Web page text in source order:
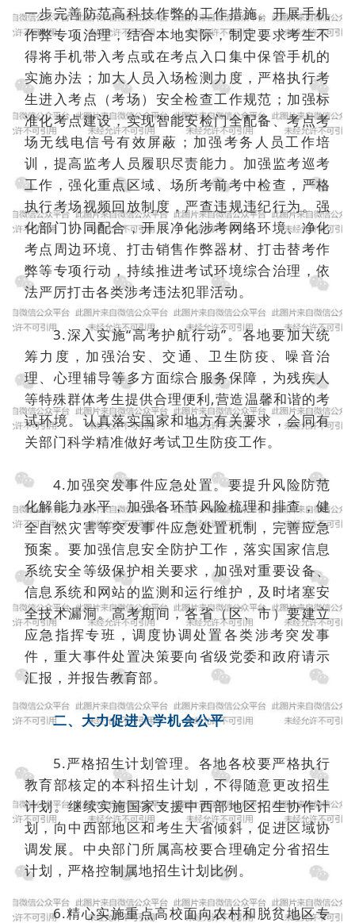
一步完善防范高科技作弊的工作措施。开展手机
作弊专项治理，结合本地实际，制定要求考生不
得将手机带入考点或在考点入口集中保管手机的
实施办法；加大人员入场检测力度，严格执行考
生进入考点（考场）安全检查工作规范；加强标
准化考点建设，实现智能安检门全配备、考点考
场无线电信号有效屏蔽；加强考务人员工作培
训，提高监考人员履职尽责能力。加强监考巡考
工作，强化重点区域、场所考前考中检查，严格
执行考场视频回放制度，严查违规违纪行为。强
化部门协同配合，开展净化涉考网络环境、净化
考点周边环境、打击销售作弊器材、打击替考作
弊等专项行动，持续推进考试环境综合治理，依
法严厉打击各类涉考违法犯罪活动。
3.深入实施“高考护航行动”。各地要加大统
筹力度，加强治安、交通、卫生防疫、噪音治
理、心理辅导等多方面综合服务保障，为残疾人
等特殊群体考生提供合理便利,营造温馨和谐的考
试环境。认真落实国家和地方有关要求，会同有
关部门科学精准做好考试卫生防疫工作。
4.加强突发事件应急处置。要提升风险防范
化解能力水平，加强各环节风险梳理和排查，健
全自然灾害等突发事件应急处置机制，完善应急
预案。要加强信息安全防护工作，落实国家信息
系统安全等级保护相关要求，加强对重要设备、
信息系统和网站的监测和运行维护，及时堵塞安
全技术漏洞。高考期间，各省（区、市）要建立
应急指挥专班，调度协调处置各类涉考突发事
件，重大事件处置决策要向省级党委和政府请示
汇报，并报告教育部。
二、大力促进入学机会公平
5.严格招生计划管理。各地各校要严格执行
教育部核定的本科招生计划，不得随意更改招生
计划。继续实施国家支援中西部地区招生协作计
划，向中西部地区和考生大省倾斜，促进区域协
调发展。中央部门所属高校要合理确定分省招生
计划，严格控制属地招生计划比例。
6.精心实施重点高校面向农村和脱贫地区专